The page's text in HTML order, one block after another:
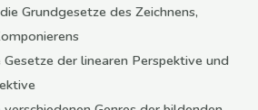
Grundgesetze des Zeichnens,
der linearen Perspektive und